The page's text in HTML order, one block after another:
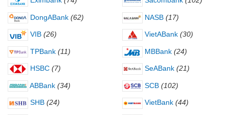
DongABank (62) NASB (17)
VIB (26) VietABank (30)
TPBank (11) MBBank (24)
HSBC (7) SeABank (21)
ABBank (34) SCB (102)
SHB (24) VietBank (44)